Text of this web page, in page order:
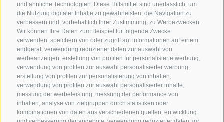
und ähnliche Technologien. Diese Hilfsmittel sind unerlässlich, um
die Nutzung digitaler Inhalte zu gewährleisten, die Navigation zu
verbessern und, vorbehaltlich Ihrer Zustimmung, zu Werbezwecken.
Wir können Ihre Daten zum Beispiel für folgende Zwecke
verwenden: speichern von oder zugriff auf informationen auf einem
endgerät, verwendung reduzierter daten zur auswahl von
werbeanzeigen, erstellung von profilen für personalisierte werbung,
verwendung von profilen zur auswahl personalisierter werbung,
erstellung von profilen zur personalisierung von inhalten,
verwendung von profilen zur auswahl personalisierter inhalte,
messung der werbeleistung, messung der performance von
inhalten, analyse von zielgruppen durch statistiken oder
kombinationen von daten aus verschiedenen quellen, entwicklung